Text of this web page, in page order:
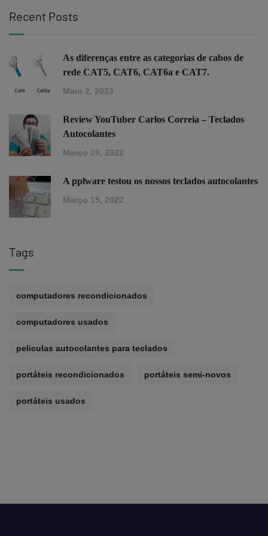
Recent Posts
As diferenças entre as categorias de cabos de
rede CAT5, CAT6, CAT6a e CAT7.
Maio 2, 2023
Review YouTuber Carlos Correia – Teclados
Autocolantes
Março 28, 2022
A pplware testou os nossos teclados autocolantes
Março 15, 2022
Tags
computadores recondicionados
computadores usados
peliculas autocolantes para teclados
portáteis recondicionados portáteis semi-novos
portáteis usados